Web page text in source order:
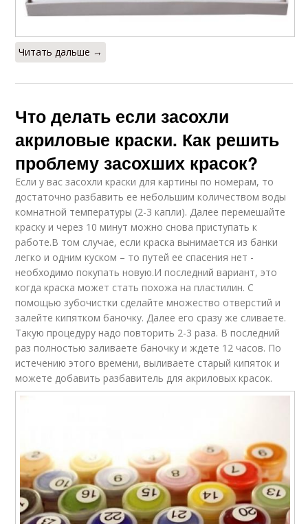
Читать дальше →
Что делать если засохли
акриловые краски. Как решить
проблему засохших красок?
Если у вас засохли краски для картины по номерам, то
достаточно разбавить ее небольшим количеством воды
комнатной температуры (2-3 капли). Далее перемешайте
краску и через 10 минут можно снова приступать к
работе.В том случае, если краска вынимается из банки
легко и одним куском – то путей ее спасения нет -
необходимо покупать новую.И последний вариант, это
когда краска может стать похожа на пластилин. С
помощью зубочистки сделайте множество отверстий и
залейте кипятком баночку. Далее его сразу же сливаете.
Такую процедуру надо повторить 2-3 раза. В последний
раз полностью заливаете баночку и ждете 12 часов. По
истечению этого времени, выливаете старый кипяток и
можете добавить разбавитель для акриловых красок.